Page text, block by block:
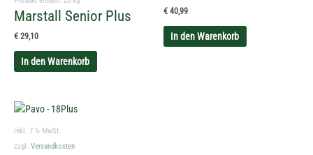
Marstall Senior Plus
€ 29,10
In den Warenkorb
€ 40,99
In den Warenkorb
inkl. 7 % MwSt.
zzgl. Versandkosten